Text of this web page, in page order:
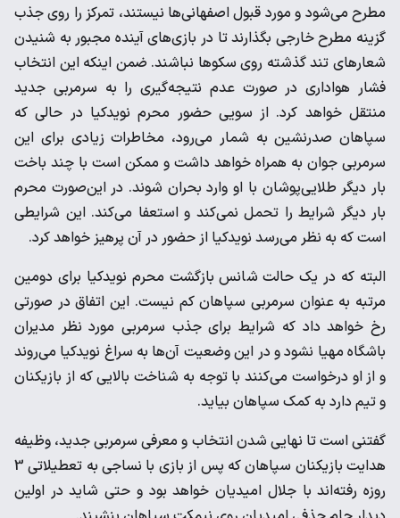
مطرح می‌شود و مورد قبول اصفهانی‌ها نیستند، تمرکز را روی جذب
گزینه مطرح خارجی بگذارند تا در بازی‌های آینده مجبور به شنیدن
شعارهای تند گذشته روی سکوها نباشند. ضمن اینکه این انتخاب
فشار هواداری در صورت عدم نتیجه‌گیری را به سرمربی جدید
منتقل خواهد کرد. از سویی حضور محرم نویدکیا در حالی که
سپاهان صدرنشین به شمار می‌رود، مخاطرات زیادی برای این
سرمربی جوان به همراه خواهد داشت و ممکن است با چند باخت
بار دیگر طلایی‌پوشان با او وارد بحران شوند. در این‌صورت محرم
بار دیگر شرایط را تحمل نمی‌کند و استعفا می‌کند. این شرایطی
است که به نظر می‌رسد نویدکیا از حضور در آن پرهیز خواهد کرد.
البته که در یک حالت شانس بازگشت محرم نویدکیا برای دومین
مرتبه به عنوان سرمربی سپاهان کم نیست. این اتفاق در صورتی
رخ خواهد داد که شرایط برای جذب سرمربی مورد نظر مدیران
باشگاه مهیا نشود و در این وضعیت آن‌ها به سراغ نویدکیا می‌روند
و از او درخواست می‌کنند با توجه به شناخت بالایی که از بازیکنان
و تیم دارد به کمک سپاهان بیاید.
گفتنی است تا نهایی شدن انتخاب و معرفی سرمربی جدید، وظیفه
هدایت بازیکنان سپاهان که پس از بازی با نساجی به تعطیلاتی 3
روزه رفته‌اند با جلال امیدیان خواهد بود و حتی شاید در اولین